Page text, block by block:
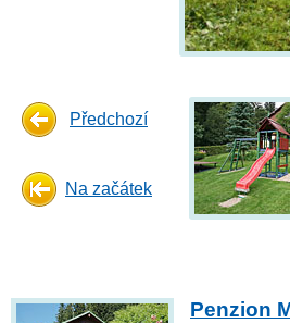
Předchozí
Na začátek
Penzion